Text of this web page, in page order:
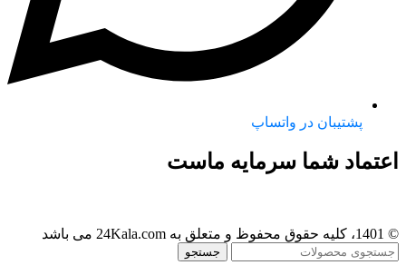
پشتیبان در واتساپ
اعتماد شما سرمایه ماست
© 1401، کلیه حقوق محفوظ و متعلق به 24Kala.com می باشد
جستجو